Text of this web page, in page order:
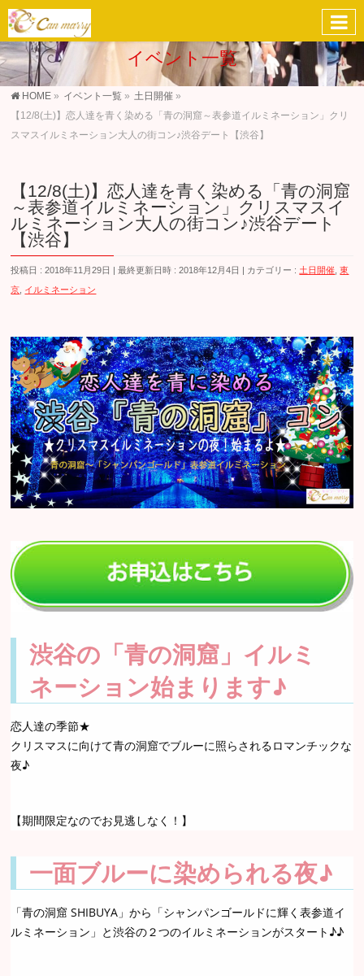
イベント一覧
HOME » イベント一覧 » 土日開催 »
【12/8(土)】恋人達を青く染める「青の洞窟～表参道イルミネーション」クリ
スマスイルミネーション大人の街コン♪渋谷デート【渋谷】
【12/8(土)】恋人達を青く染める「青の洞窟
～表参道イルミネーション」クリスマスイ
ルミネーション大人の街コン♪渋谷デート
【渋谷】
投稿日 : 2018年11月29日 最終更新日時 : 2018年12月4日 カテゴリー : 土日開催 ,東
京 イルミネーション
渋谷の「青の洞窟」イルミ
ネーション始まります♪
恋人達の季節★
クリスマスに向けて青の洞窟でブルーに照らされるロマンチックな
夜♪
【期間限定なのでお見逃しなく！】
一面ブルーに染められる夜♪
「青の洞窟 SHIBUYA」から「シャンパンゴールドに輝く表参道イ
ルミネーション」と渋谷の２つのイルミネーションがスタート♪♪